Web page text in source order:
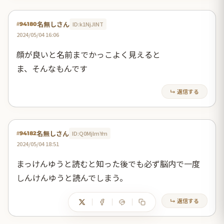
#94180名無しさん ID:k1NjJlNT
2024/05/04 16:06
顔が良いと名前までかっこよく見えると
ま、そんなもんです
↳ 返信する
#94182名無しさん ID:Q0MjlmYm
2024/05/04 18:51
まっけんゆうと読むと知った後でも必ず脳内で一度
しんけんゆうと読んでしまう。
↳ 返信する